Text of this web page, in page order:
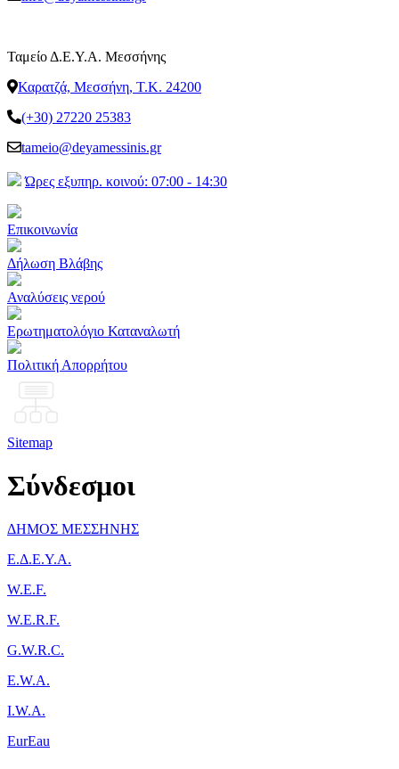
Ταμείο Δ.Ε.Υ.Α. Μεσσήνης
Καρατζά, Μεσσήνη, Τ.Κ. 24200
(+30) 27220 25383
tameio@deyamessinis.gr
Ώρες εξυπηρ. κοινού: 07:00 - 14:30
Επικοινωνία
Δήλωση Βλάβης
Αναλύσεις νερού
Ερωτηματολόγιο Καταναλωτή
Πολιτική Απορρήτου
Sitemap
Σύνδεσμοι
ΔΗΜΟΣ ΜΕΣΣΗΝΗΣ
Ε.Δ.Ε.Υ.Α.
W.E.F.
W.E.R.F.
G.W.R.C.
E.W.A.
I.W.A.
EurEau